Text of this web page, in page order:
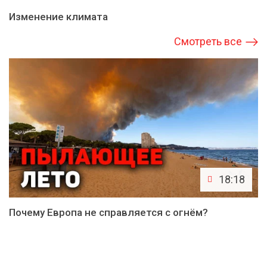
Изменение климата
Смотреть все
18:18
Почему Европа не справляется с огнём?